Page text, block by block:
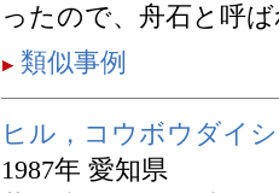
ったので、舟石と呼
類似事例
ヒル，コウボウダイシ
1987年 愛知県